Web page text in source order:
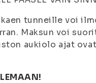
tunneille voi
Maksun voi
aukiolo ajat